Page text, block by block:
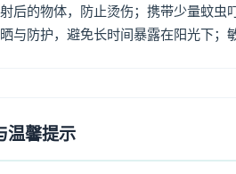
后的物体，防止烫伤；携带少量蚊
与防护，避免长时间暴露在阳光下；
温馨提示